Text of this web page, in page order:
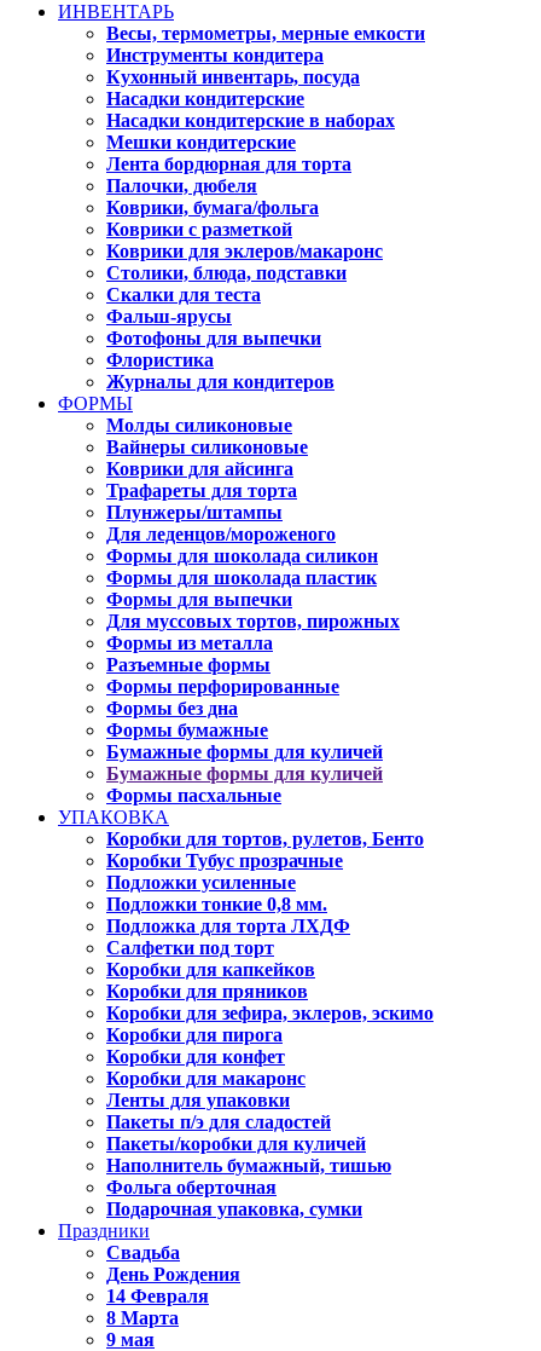
ИНВЕНТАРЬ
Весы, термометры, мерные емкости
Инструменты кондитера
Кухонный инвентарь, посуда
Насадки кондитерские
Насадки кондитерские в наборах
Мешки кондитерские
Лента бордюрная для торта
Палочки, дюбеля
Коврики, бумага/фольга
Коврики с разметкой
Коврики для эклеров/макаронс
Столики, блюда, подставки
Скалки для теста
Фальш-ярусы
Фотофоны для выпечки
Флористика
Журналы для кондитеров
ФОРМЫ
Молды силиконовые
Вайнеры силиконовые
Коврики для айсинга
Трафареты для торта
Плунжеры/штампы
Для леденцов/мороженого
Формы для шоколада силикон
Формы для шоколада пластик
Формы для выпечки
Для муссовых тортов, пирожных
Формы из металла
Разъемные формы
Формы перфорированные
Формы без дна
Формы бумажные
Бумажные формы для куличей
Бумажные формы для куличей
Формы пасхальные
УПАКОВКА
Коробки для тортов, рулетов, Бенто
Коробки Тубус прозрачные
Подложки усиленные
Подложки тонкие 0,8 мм.
Подложка для торта ЛХДФ
Салфетки под торт
Коробки для капкейков
Коробки для пряников
Коробки для зефира, эклеров, эскимо
Коробки для пирога
Коробки для конфет
Коробки для макаронс
Ленты для упаковки
Пакеты п/э для сладостей
Пакеты/коробки для куличей
Наполнитель бумажный, тишью
Фольга оберточная
Подарочная упаковка, сумки
Праздники
Свадьба
День Рождения
14 Февраля
8 Марта
9 мая